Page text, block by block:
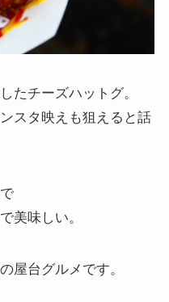
たチーズハットグ。
スタ映えも狙えると話
美味しい。
屋台グルメです。